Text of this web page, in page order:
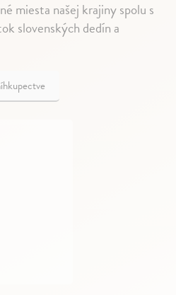
miesta našej krajiny spolu s
slovenských dedín a